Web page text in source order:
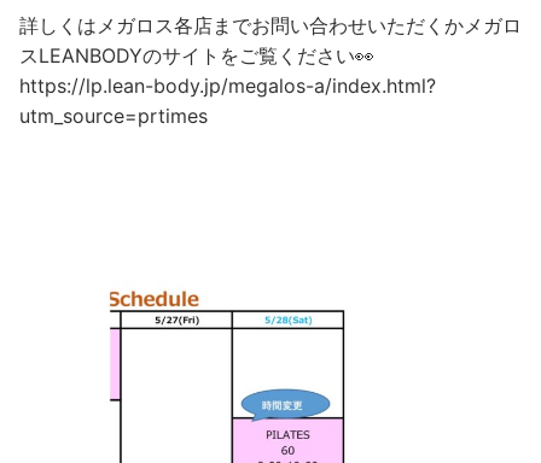
詳しくはメガロス各店までお問い合わせいただくかメガロ
スLEANBODYのサイトをご覧ください👀
https://lp.lean-body.jp/megalos-a/index.html?
utm_source=prtimes